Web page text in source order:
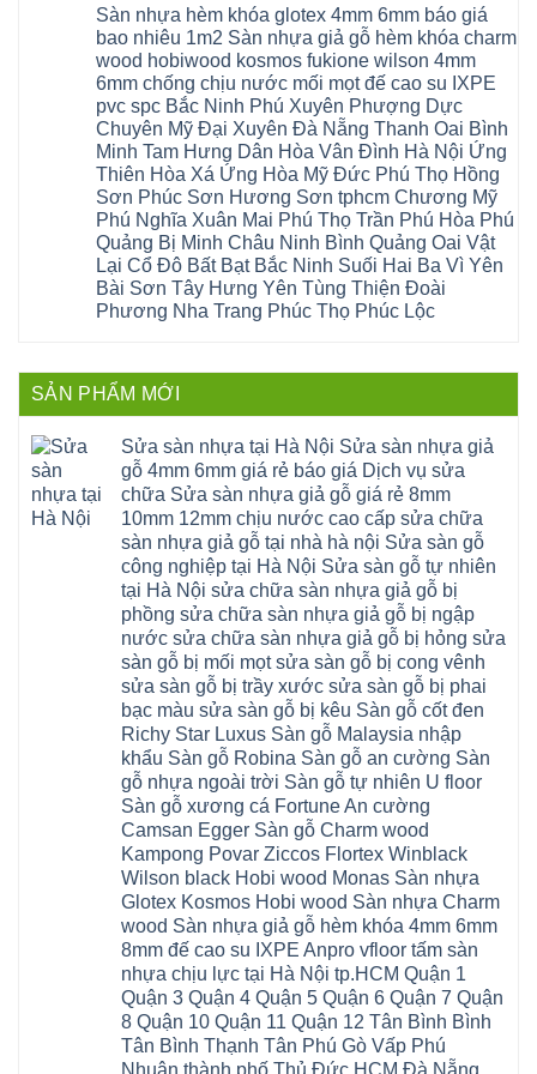
Nam
Định
Sóc
Sơn
Ninh
Bình
Thái
Bình
Vĩnh
Phúc
Tây
Hồ
Thanh
Hóa
Đống
Đa
Nghệ
An
đà
nẵng
thanh
xuân
cầu
giấy
hoành
bồ
long
ninh
giang
hoàng
mai
quảng
ninh
tây
hồ
sơn
tây
thất
mê
đức
phòng
xuyên
giang
nhựa
composite
Phúc
Thọ
Phúc
Lộc
Hát
Môn
Sài
Gòn
Thạch
Thất
Hạ
Bằng
Tây
Phương
tphcm
Hòa
Lạc
Yên
Xuân
Đạo
Đà
Nẵng
Hoài
Đồng
Đồng
Khánh
Phượng
Thuận
Tràng
Phòng
Đông
Phúc
Thịnh
Quảng
nghiệp
tại
Nội
Sửa
nhựa
giả
gỗ
Sửa
mặt
bậc
cầu
thang
nhựa
sửa
cửa
nhựa
composite
Thanh
Nam
Phù
Thanh
Thượng
Phúc
Thường
Dương
Hồng
Xuyên
Phượng
Chuyên
Nẵng
Xuyên
Thanh
Nghệ
Thiên
bình
luận
ở
Sửa
sàn
gỗ
bị
hở
tại
Hà
Nội
sàn
gỗ
công
nghiệp
hở
Sửa
sàn
Sửa
mặt
bậc
cầu
nhựa
nhựa
composite
Đông
Quảng
Thượng
Xuân
Phương
Nẵng
Hưng
Hưng
Đông
Quảng
Sàn nhựa hèm khóa glotex 4mm 6mm báo giá
bao nhiêu 1m2 Sàn nhựa giả gỗ hèm khóa charm
wood hobiwood kosmos fukione wilson 4mm
6mm chống chịu nước mối mọt đế cao su IXPE
pvc spc Bắc Ninh Phú Xuyên Phượng Dực
Chuyên Mỹ Đại Xuyên Đà Nẵng Thanh Oai Bình
Minh Tam Hưng Dân Hòa Vân Đình Hà Nội Ứng
Thiên Hòa Xá Ứng Hòa Mỹ Đức Phú Thọ Hồng
Sơn Phúc Sơn Hương Sơn tphcm Chương Mỹ
Phú Nghĩa Xuân Mai Phú Thọ Trần Phú Hòa Phú
Quảng Bị Minh Châu Ninh Bình Quảng Oai Vật
Lại Cổ Đô Bất Bạt Bắc Ninh Suối Hai Ba Vì Yên
Bài Sơn Tây Hưng Yên Tùng Thiện Đoài
Phương Nha Trang Phúc Thọ Phúc Lộc
luận
ở
glotex
4mm
nhiêu
charm
wood
hobiwood
kosmos
fukione
4mm
nước
Xuyên
Phượng
SẢN PHẨM MỚI
Sửa sàn nhựa tại Hà Nội Sửa sàn nhựa giả
gỗ 4mm 6mm giá rẻ báo giá Dịch vụ sửa
chữa Sửa sàn nhựa giả gỗ giá rẻ 8mm
10mm 12mm chịu nước cao cấp sửa chữa
sàn nhựa giả gỗ tại nhà hà nội Sửa sàn gỗ
công nghiệp tại Hà Nội Sửa sàn gỗ tự nhiên
tại Hà Nội sửa chữa sàn nhựa giả gỗ bị
phồng sửa chữa sàn nhựa giả gỗ bị ngập
nước sửa chữa sàn nhựa giả gỗ bị hỏng sửa
sàn gỗ bị mối mọt sửa sàn gỗ bị cong vênh
sửa sàn gỗ bị trầy xước sửa sàn gỗ bị phai
bạc màu sửa sàn gỗ bị kêu Sàn gỗ cốt đen
Richy Star Luxus Sàn gỗ Malaysia nhập
khẩu Sàn gỗ Robina Sàn gỗ an cường Sàn
gỗ nhựa ngoài trời Sàn gỗ tự nhiên U floor
Sàn gỗ xương cá Fortune An cường
Camsan Egger Sàn gỗ Charm wood
Kampong Povar Ziccos Flortex Winblack
Wilson black Hobi wood Monas Sàn nhựa
Glotex Kosmos Hobi wood Sàn nhựa Charm
wood Sàn nhựa giả gỗ hèm khóa 4mm 6mm
8mm đế cao su IXPE Anpro vfloor tấm sàn
nhựa chịu lực tại Hà Nội tp.HCM Quận 1
Quận 3 Quận 4 Quận 5 Quận 6 Quận 7 Quận
8 Quận 10 Quận 11 Quận 12 Tân Bình Bình
Tân Bình Thạnh Tân Phú Gò Vấp Phú